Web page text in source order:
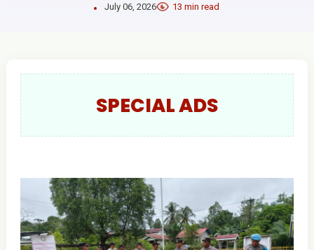
July 06, 2026 13 min read
SPECIAL ADS